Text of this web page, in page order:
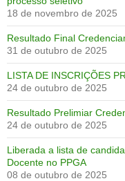
18 de novembro de 2025
Resultado Final
31 de outubro de 2025
LISTA DE INSCRIÇÕES
24 de outubro de 2025
Resultado Prelimiar
24 de outubro de 2025
Liberada a lista de
Docente no PPGA
08 de outubro de 2025